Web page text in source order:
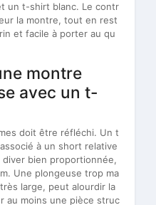
un t-shirt blanc. Le contr
la montre, tout en rest
et facile à porter au qu
montre
avec un t-
doit être réfléchi. Un t
à un short relative
bien proportionnée,
Une plongeuse trop ma
large, peut alourdir la
au moins une pièce struc